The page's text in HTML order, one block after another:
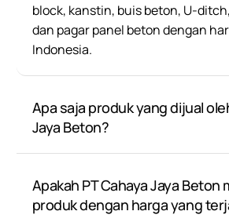
block, kanstin, buis beton, U-
dan pagar panel beton dengan
Indonesia.
Apa saja produk yang dijual
Jaya Beton?
Apakah PT Cahaya Jaya Beton
produk dengan harga yang